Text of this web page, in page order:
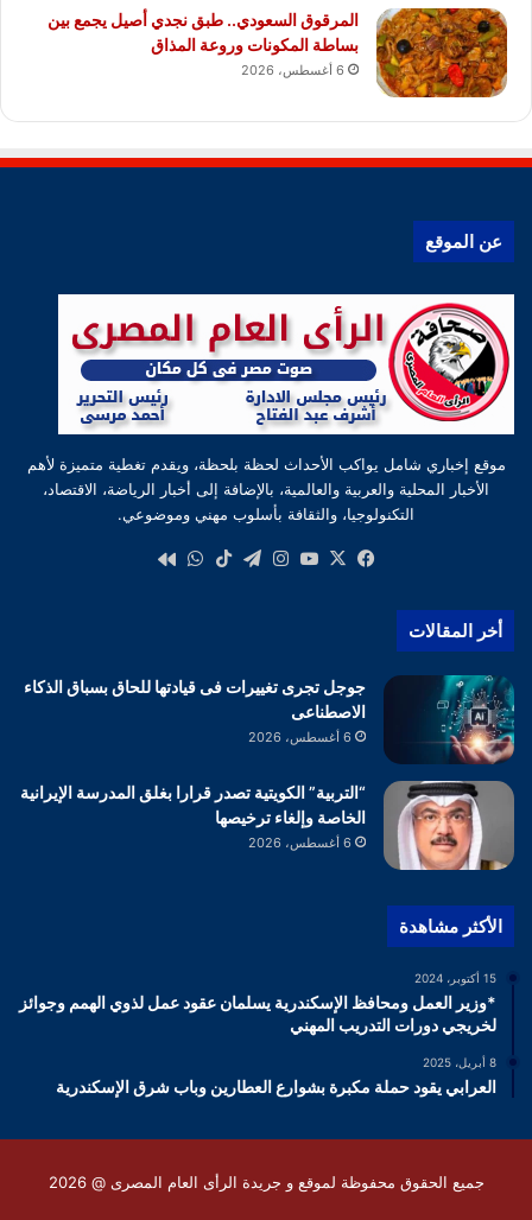
المرقوق السعودي.. طبق نجدي أصيل يجمع بين
بساطة المكونات وروعة المذاق
6 أغسطس، 2026
عن الموقع
موقع إخباري شامل يواكب الأحداث لحظة بلحظة، ويقدم تغطية متميزة لأهم
الأخبار المحلية والعربية والعالمية، بالإضافة إلى أخبار الرياضة، الاقتصاد،
التكنولوجيا، والثقافة بأسلوب مهني وموضوعي.
فيسبوك
‫X
‫YouTube
انستقرام
تيلقرام‫TikTokواتساب
أخر المقالات
جوجل تجرى تغييرات فى قيادتها للحاق بسباق الذكاء
الاصطناعى
6 أغسطس، 2026
“التربية” الكويتية تصدر قرارا بغلق المدرسة الإيرانية
الخاصة وإلغاء ترخيصها
6 أغسطس، 2026
الأكثر مشاهدة
15 أكتوبر، 2024
*وزير العمل ومحافظ الإسكندرية يسلمان عقود عمل لذوي الهمم وجوائز
لخريجي دورات التدريب المهني
8 أبريل، 2025
العرابي يقود حملة مكبرة بشوارع العطارين وباب شرق الإسكندرية
جميع الحقوق محفوظة لموقع و جريدة الرأى العام المصرى @ 2026